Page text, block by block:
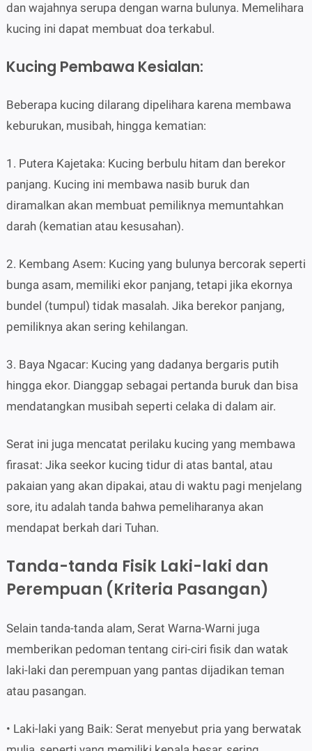
dan wajahnya serupa dengan warna bulunya. Memelihara
kucing ini dapat membuat doa terkabul.
Kucing Pembawa Kesialan:
Beberapa kucing dilarang dipelihara karena membawa
keburukan, musibah, hingga kematian:
1. Putera Kajetaka: Kucing berbulu hitam dan berekor
panjang. Kucing ini membawa nasib buruk dan
diramalkan akan membuat pemiliknya memuntahkan
darah (kematian atau kesusahan).
2. Kembang Asem: Kucing yang bulunya bercorak seperti
bunga asam, memiliki ekor panjang, tetapi jika ekornya
bundel (tumpul) tidak masalah. Jika berekor panjang,
pemiliknya akan sering kehilangan.
3. Baya Ngacar: Kucing yang dadanya bergaris putih
hingga ekor. Dianggap sebagai pertanda buruk dan bisa
mendatangkan musibah seperti celaka di dalam air.
Serat ini juga mencatat perilaku kucing yang membawa
firasat: Jika seekor kucing tidur di atas bantal, atau
pakaian yang akan dipakai, atau di waktu pagi menjelang
sore, itu adalah tanda bahwa pemeliharanya akan
mendapat berkah dari Tuhan.
Tanda-tanda Fisik Laki-laki dan
Perempuan (Kriteria Pasangan)
Selain tanda-tanda alam, Serat Warna-Warni juga
memberikan pedoman tentang ciri-ciri fisik dan watak
laki-laki dan perempuan yang pantas dijadikan teman
atau pasangan.
• Laki-laki yang Baik: Serat menyebut pria yang berwatak